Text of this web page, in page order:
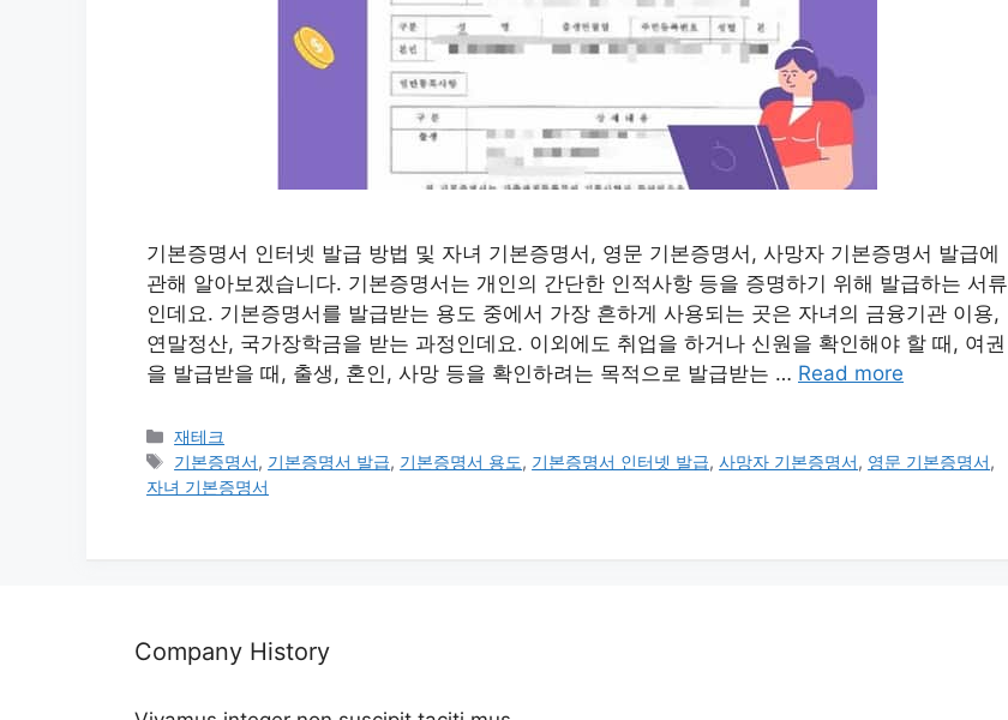
기본증명서 인터넷 발급 방법 및 자녀 기본증명서, 영문 기본증명서, 사망자 기본증명서 발급에
관해 알아보겠습니다. 기본증명서는 개인의 간단한 인적사항 등을 증명하기 위해 발급하는 서류
인데요. 기본증명서를 발급받는 용도 중에서 가장 흔하게 사용되는 곳은 자녀의 금융기관 이용,
연말정산, 국가장학금을 받는 과정인데요. 이외에도 취업을 하거나 신원을 확인해야 할 때, 여권
을 발급받을 때, 출생, 혼인, 사망 등을 확인하려는 목적으로 발급받는 … Read more
카
테
고
재테크
태
그
기본증명서, 기본증명서 발급, 기본증명서 용도, 기본증명서 인터넷 발급,사망자 기본증명서, 영문 기본증명서,
자녀 기본증명서
Company History